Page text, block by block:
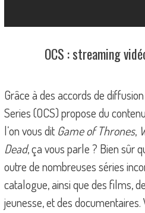
OCS : streaming
Grâce à des accords de
Series (OCS) propose du
l’on vous dit Game of Thrones,
Dead, ça vous parle ? Bien sûr
outre de nombreuses séries
catalogue, ainsi que des films,
jeunesse, et des documentaires.